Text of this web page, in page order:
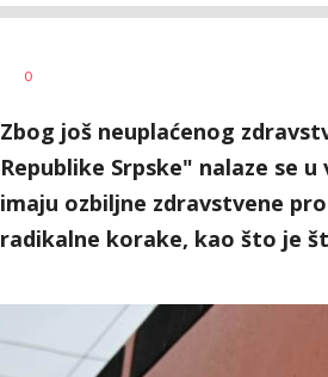
AUTOR
0
Zbog još neuplaćenog
Republike Srpske" nalaze se
imaju ozbiljne zdravstvene
radikalne korake, kao što je